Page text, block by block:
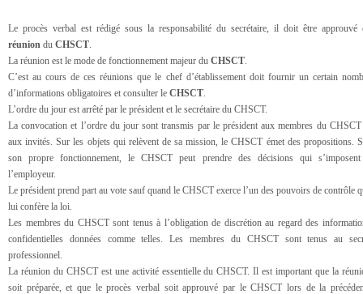
Le procès verbal est rédigé sous la responsabilité du secrétaire, il doit être approuvé
réunion du CHSCT.
La réunion est le mode de fonctionnement majeur du CHSCT.
C’est au cours de ces réunions que le chef d’établissement doit fournir un certain
d’informations obligatoires et consulter le CHSCT.
L’ordre du jour est arrêté par le président et le secrétaire du CHSCT.
La convocation et l’ordre du jour sont transmis par le président aux membres du CHSCT
aux invités. Sur les objets qui relèvent de sa mission, le CHSCT émet des propositions.
son propre fonctionnement, le CHSCT peut prendre des décisions qui
l’employeur.
Le président prend part au vote sauf quand le CHSCT exerce l’un des pouvoirs de contrôle
lui confère la loi.
Les membres du CHSCT sont tenus à l’obligation de discrétion au regard des
confidentielles données comme telles. Les membres du CHSCT sont tenus au
professionnel.
La réunion du CHSCT est une activité essentielle du CHSCT. Il est important que la
soit préparée, et que le procès verbal soit approuvé par le CHSCT lors de la